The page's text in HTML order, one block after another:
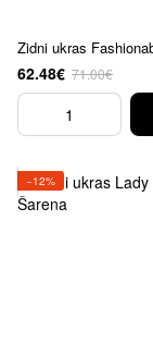
Zidni ukras
62.48€ 71.00€
−12%